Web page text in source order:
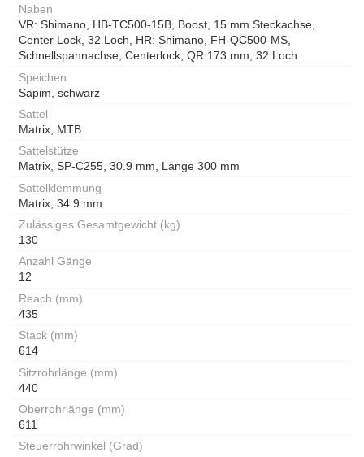
Naben
VR: Shimano, HB-TC500-15B, Boost, 15 mm Steckachse,
Center Lock, 32 Loch, HR: Shimano, FH-QC500-MS,
Schnellspannachse, Centerlock, QR 173 mm, 32 Loch
Speichen
Sapim, schwarz
Sattel
Matrix, MTB
Sattelstütze
Matrix, SP-C255, 30.9 mm, Länge 300 mm
Sattelklemmung
Matrix, 34.9 mm
Zulässiges Gesamtgewicht (kg)
130
Anzahl Gänge
12
Reach (mm)
435
Stack (mm)
614
Sitzrohrlänge (mm)
440
Oberrohrlänge (mm)
611
Steuerrohrwinkel (Grad)